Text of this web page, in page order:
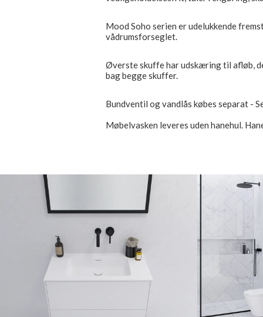
Mood Soho serien er udelukkende
vådrumsforseglet.
Øverste skuffe har udskæring til afløb,
bag begge skuffer.
Bundventil og vandlås købes separat -
Møbelvasken leveres uden hanehul.